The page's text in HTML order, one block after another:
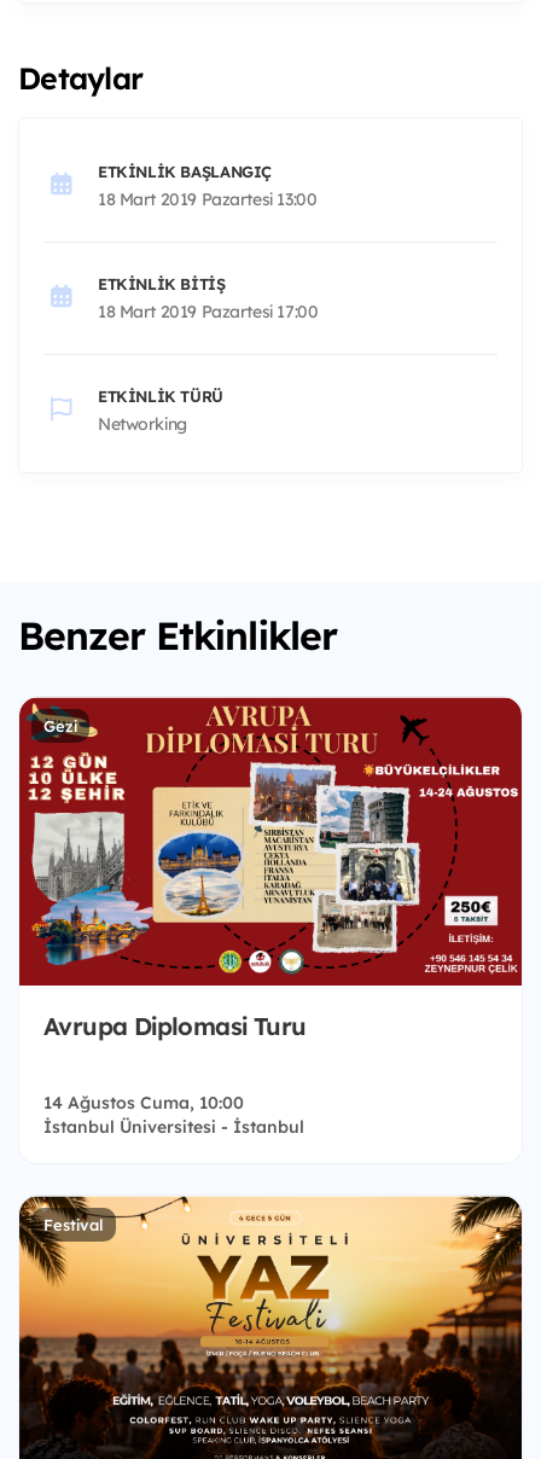
Detaylar
ETKINLIK BAŞLANGIÇ
18 Mart 2019 Pazartesi 13:00
ETKINLIK BITIŞ
18 Mart 2019 Pazartesi 17:00
ETKINLIK TÜRÜ
Networking
Benzer Etkinlikler
Gezi
Avrupa Diplomasi Turu
14 Ağustos Cuma, 10:00
İstanbul Üniversitesi - İstanbul
Festival